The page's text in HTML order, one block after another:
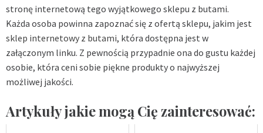
stronę internetową tego wyjątkowego sklepu z butami.
Każda osoba powinna zapoznać się z ofertą sklepu, jakim jest
sklep internetowy z butami, która dostępna jest w
załączonym linku. Z pewnością przypadnie ona do gustu każdej
osobie, która ceni sobie piękne produkty o najwyższej
możliwej jakości.
Artykuły jakie mogą Cię zainteresować: